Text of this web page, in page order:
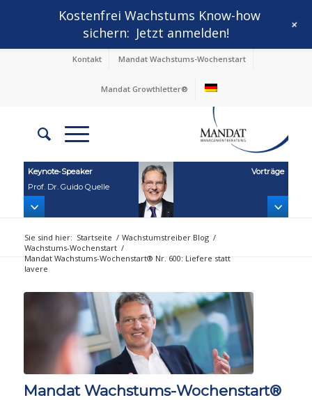
Kontakt Mandat Wachstums-Wochenstart
Mandat Growthletter®
Keynote‑Speaker
Prof. Dr. Guido Quelle
Vorträge
Sie sind hier: Startseite / Wachstumstreiber Blog /
Wachstums-Wochenstart /
Mandat Wachstums-Wochenstart® Nr. 600: Liefere statt
lavere
Mandat Wachstums-Wochenstart®
Kostenfrei Wachstums Know-how
sichern: Jetzt anmelden! +